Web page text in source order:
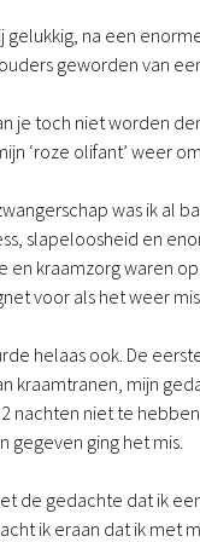
gelukkig, na een
geworden van
je toch niet worden
‘roze olifant’ weer
was ik al
slapeloosheid en
en kraamzorg waren
voor als het weer
helaas ook. De
kraamtranen, mijn
nachten niet te
gegeven ging het mis.
de gedachte dat ik
ik eraan dat ik met